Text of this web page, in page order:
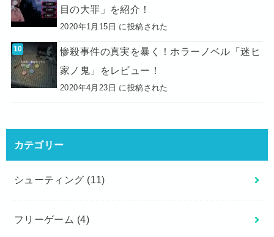
目の大罪」を紹介！
2020年1月15日 に投稿された
惨殺事件の真実を暴く！ホラーノベル「迷ヒ
家ノ鬼」をレビュー！
2020年4月23日 に投稿された
カテゴリー
シューティング (11)
フリーゲーム (4)